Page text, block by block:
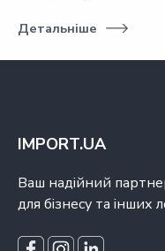
Детальніше
IMPORT.UA
Ваш надійний
для бізнесу та інших